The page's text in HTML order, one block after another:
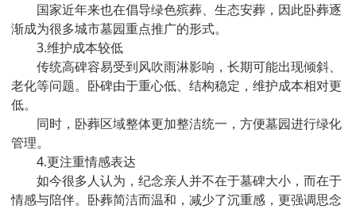
国家近年来也在倡导绿色殡葬、生态安葬，因此卧葬逐
渐成为很多城市墓园重点推广的形式。
3.维护成本较低
传统高碑容易受到风吹雨淋影响，长期可能出现倾斜、
老化等问题。卧碑由于重心低、结构稳定，维护成本相对更
低。
同时，卧葬区域整体更加整洁统一，方便墓园进行绿化
管理。
4.更注重情感表达
如今很多人认为，纪念亲人并不在于墓碑大小，而在于
情感与陪伴。卧葬简洁而温和，减少了沉重感，更强调思念